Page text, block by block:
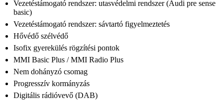
Vezetéstámogató rendszer: utasvédelmi rendszer (Audi pre sense
basic)
Vezetéstámogató rendszer: sávtartó figyelmeztetés
Hővédő szélvédő
Isofix gyerekülés rögzítési pontok
MMI Basic Plus / MMI Radio Plus
Nem dohányzó csomag
Progresszív kormányzás
Digitális rádióvevő (DAB)